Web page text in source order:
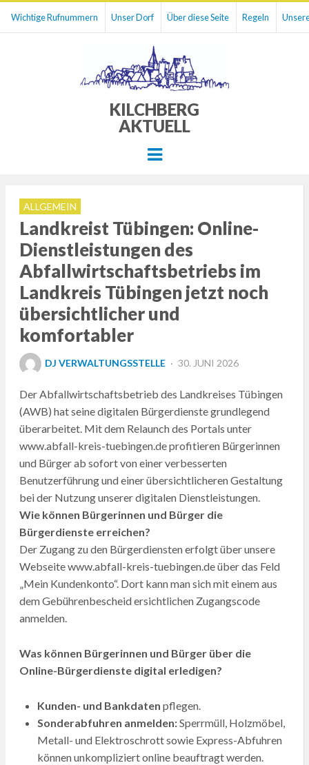
Wichtige Rufnummern Unser Dorf Über diese Seite Regeln
KILCHBERG
AKTUELL
Menu
ALLGEMEIN
Landkreist Tübingen: Online-
Dienstleistungen des
Abfallwirtschaftsbetriebs im
Landkreis Tübingen jetzt noch
übersichtlicher und
komfortabler
DJ VERWALTUNGSSTELLE
POSTED
30. JUNI 2026
Der Abfallwirtschaftsbetrieb des Landkreises Tübingen
(AWB) hat seine digitalen Bürgerdienste grundlegend
überarbeitet. Mit dem Relaunch des Portals unter
www.abfall-kreis-tuebingen.de profitieren Bürgerinnen
und Bürger ab sofort von einer verbesserten
Benutzerführung und einer übersichtlicheren Gestaltung
bei der Nutzung unserer digitalen Dienstleistungen.
Wie können Bürgerinnen und Bürger die
Bürgerdienste erreichen?
Der Zugang zu den Bürgerdiensten erfolgt über unsere
Webseite www.abfall-kreis-tuebingen.de über das Feld
„Mein Kundenkonto“. Dort kann man sich mit einem aus
dem Gebührenbescheid ersichtlichen Zugangscode
anmelden.
Was können Bürgerinnen und Bürger über die
Online-Bürgerdienste digital erledigen?
Kunden- und Bankdaten pflegen.
Sonderabfuhren anmelden:Sperrmüll, Holzmöbel,
Metall- und Elektroschrott sowie Express-Abfuhren
können unkompliziert online beauftragt werden.